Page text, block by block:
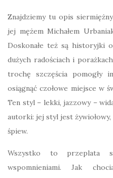
Znajdziemy tu opis
jej mężem Michałem
Doskonałe też są historyjki
dużych radościach i
trochę szczęścia pomogły
osiągnąć czołowe miejsce w
Ten styl – lekki, jazzowy –
autorki: jej styl jest
śpiew.
Wszystko to przeplata
wspomnieniami. Jak